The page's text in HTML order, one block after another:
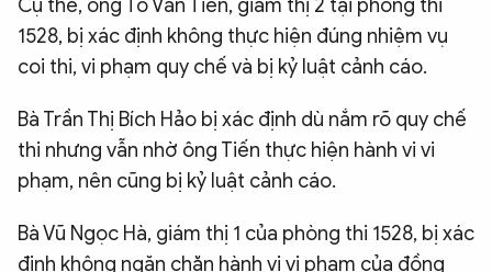
Cụ thể, ông Tô Văn Tiến, giám thị 2 tại phòng thi
1528, bị xác định không thực hiện đúng nhiệm vụ
coi thi, vi phạm quy chế và bị kỷ luật cảnh cáo.
Bà Trần Thị Bích Hảo bị xác định dù nắm rõ quy chế
thi nhưng vẫn nhờ ông Tiến thực hiện hành vi vi
phạm, nên cũng bị kỷ luật cảnh cáo.
Bà Vũ Ngọc Hà, giám thị 1 của phòng thi 1528, bị xác
định không ngăn chặn hành vi vi phạm của đồng